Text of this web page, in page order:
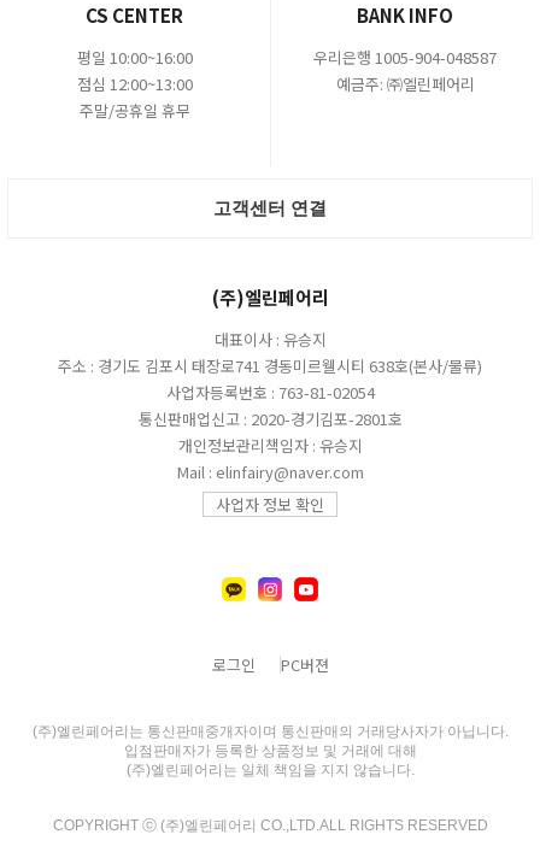
CS CENTER
평일 10:00~16:00
점심 12:00~13:00
주말/공휴일 휴무
BANK INFO
우리은행 1005-904-048587
예금주: ㈜엘린페어리
고객센터 연결
(주)엘린페어리
대표이사 : 유승지
주소 : 경기도 김포시 태장로741 경동미르웰시티 638호(본사/물류)
사업자등록번호 : 763-81-02054
통신판매업신고 : 2020-경기김포-2801호
개인정보관리책임자 : 유승지
Mail : elinfairy@naver.com
사업자 정보 확인
로그인 PC버젼
(주)엘린페어리는 통신판매중개자이며 통신판매의 거래당사자가 아닙니다.
입점판매자가 등록한 상품정보 및 거래에 대해
(주)엘린페어리는 일체 책임을 지지 않습니다.
COPYRIGHT ⓒ (주)엘린페어리 CO.,LTD.ALL RIGHTS RESERVED